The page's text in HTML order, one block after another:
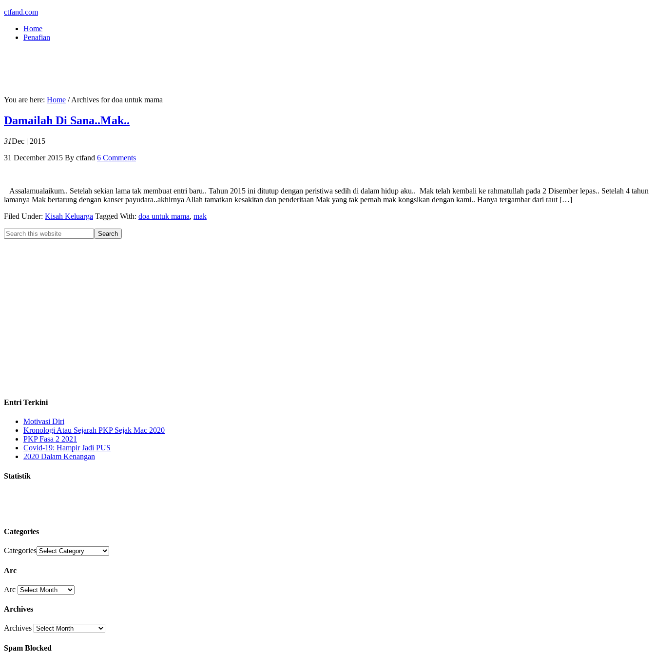
ctfand.com
Home
Penafian
You are here: Home /Archives for doa untuk mama
Damailah Di Sana..Mak..
31Dec | 2015
31 December 2015 By ctfand 6 Comments
Assalamualaikum.. Setelah sekian lama tak membuat entri baru.. Tahun 2015 ini ditutup dengan peristiwa sedih di dalam hidup aku.. Mak telah kembali ke rahmatullah pada 2 Disember lepas.. Setelah 4 tahun
lamanya Mak bertarung dengan kanser payudara..akhirnya Allah tamatkan kesakitan dan penderitaan Mak yang tak pernah mak kongsikan dengan kami.. Hanya tergambar dari raut […]
Filed Under: Kisah Keluarga Tagged With: doa untuk mama, mak
Entri Terkini
Motivasi Diri
Kronologi Atau Sejarah PKP Sejak Mac 2020
PKP Fasa 2 2021
Covid-19: Hampir Jadi PUS
2020 Dalam Kenangan
Statistik
Categories
Categories
Arc
Arc
Archives
Archives
Spam Blocked